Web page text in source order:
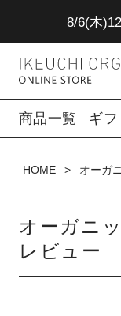
8/6(木
8/6(木
商品一覧 ギフ
HOME オーガ
オーガニ
レビュー